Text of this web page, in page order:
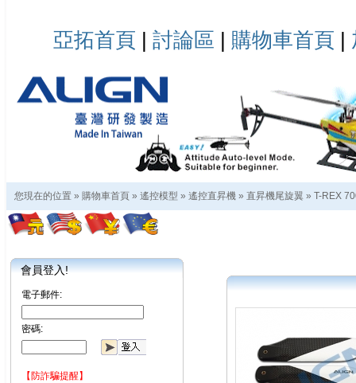
亞拓首頁 | 討論區 | 購物車首頁 |
您現在的位置 » 購物車首頁 » 遙控模型 » 遙控直昇機 » 直昇機尾旋翼 » T-REX
會員登入!
電子郵件:
密碼:
【防詐騙提醒】